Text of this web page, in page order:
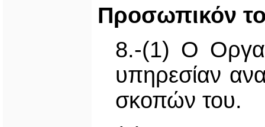
Προσωπικόν
8.-(1) Ο
υπηρεσίαν
σκοπών του.